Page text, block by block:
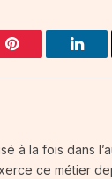
Pinterest
à la fois dans
ce métier